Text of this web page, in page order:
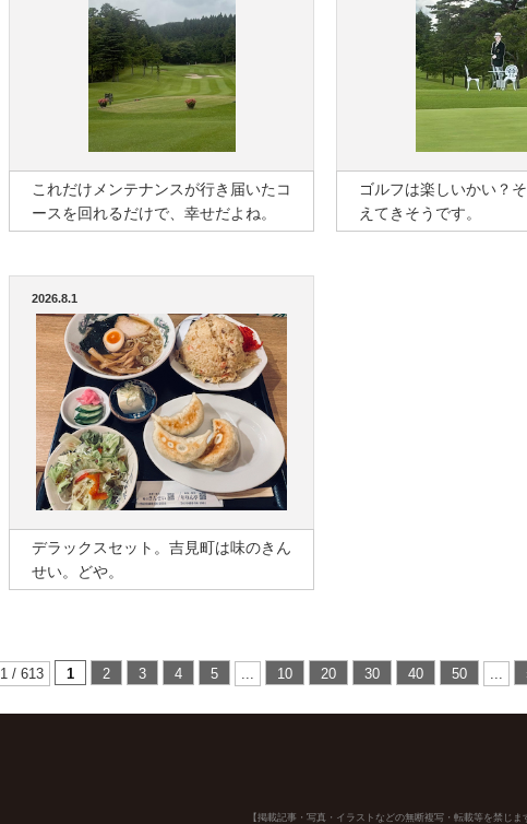
これだけメンテナンスが行き届いたコ
ースを回れるだけで、幸せだよね。
ゴルフは楽しいかい？
えてきそうです。
2026.8.1
デラックスセット。吉見町は味のきん
せい。どや。
1 / 613 1 2 3 4 5 ... 10 20 30 40 50 ...
【掲載記事・写真・イラストなどの無断複写・転載等を禁じ